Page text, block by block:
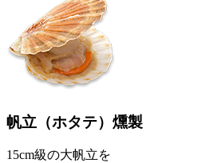
帆立 （ホタテ） 燻製
15cm級の大帆立を